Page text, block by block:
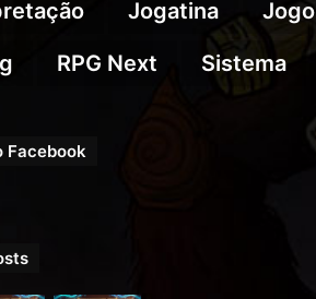
Jogatina Jogo
RPG Next Sistema
Facebook